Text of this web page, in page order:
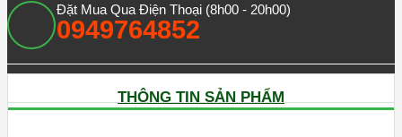
Đặt Mua Qua Điện Thoại (8h00 - 20h00)
0949764852
THÔNG TIN SẢN PHẨM